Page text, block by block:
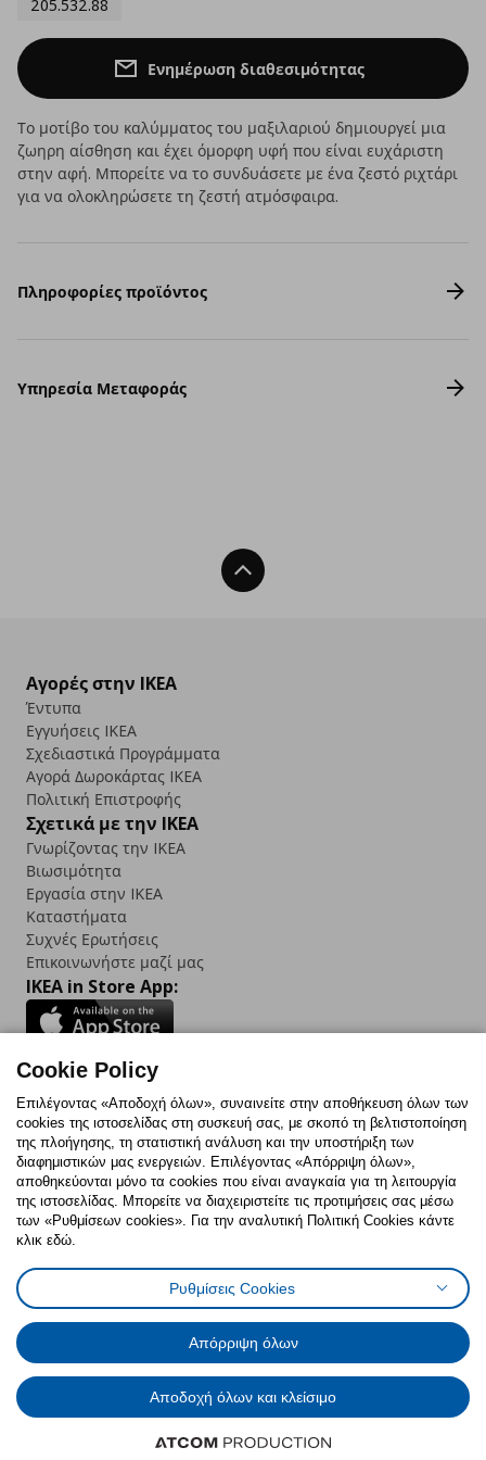
205.532.88
Ενημέρωση διαθεσιμότητας
Το μοτίβο του καλύμματος του μαξιλαριού δημιουργεί μια
ζωηρη αίσθηση και έχει όμορφη υφή που είναι ευχάριστη
στην αφή. Μπορείτε να το συνδυάσετε με ένα ζεστό ριχτάρι
για να ολοκληρώσετε τη ζεστή ατμόσφαιρα.
Πληροφορίες προϊόντος
Υπηρεσία Μεταφοράς
Back To Top
Αγορές στην IKEA
Έντυπα
Εγγυήσεις IKEA
Σχεδιαστικά Προγράμματα
Αγορά Δωρoκάρτας IKEA
Πολιτική Επιστροφής
Σχετικά με την IKEA
Γνωρίζοντας την IKEA
Βιωσιμότητα
Εργασία στην IKEA
Καταστήματα
Συχνές Ερωτήσεις
Επικοινωνήστε μαζί μας
IKEA in Store App:
Follow us:
FacebookInstagram
TikTokYoutubePinterestTwitter
Πολιτική CookiesΔήλωση ψηφιακής προσβασιμότητας
Ρυθμίσεις cookiesΌροι Χρήσης
Γενική Πολιτική Προσωπικών Δεδομένων
Πολιτική Προσωπικών Δεδομένων για ΙΚΕΑ.gr
Κώδικας Καταναλωτικής Δεοντολογίας
© Inter-IKEA Systems B.V. 1999 - 2025
Cookie Policy
Επιλέγοντας «Αποδοχή όλων», συναινείτε στην αποθήκευση όλων των
cookies της ιστοσελίδας στη συσκευή σας, με σκοπό τη βελτιστοποίηση
της πλοήγησης, τη στατιστική ανάλυση και την υποστήριξη των
διαφημιστικών μας ενεργειών. Επιλέγοντας «Απόρριψη όλων»,
αποθηκεύονται μόνο τα cookies που είναι αναγκαία για τη λειτουργία
της ιστοσελίδας. Μπορείτε να διαχειριστείτε τις προτιμήσεις σας μέσω
των «Ρυθμίσεων cookies». Για την αναλυτική Πολιτική Cookies κάντε
κλικ εδώ.
Ρυθμίσεις Cookies
Απόρριψη όλων
Αποδοχή όλων και κλείσιμο